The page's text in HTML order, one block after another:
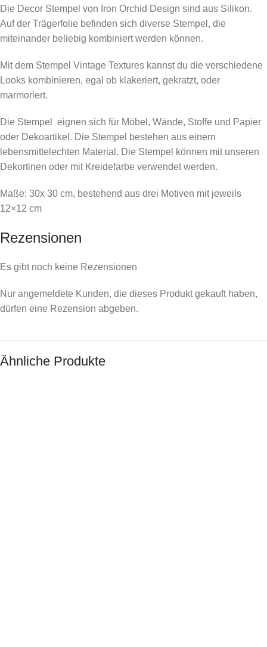
Die Decor Stempel von Iron Orchid Design sind aus Silikon.
Auf der Trägerfolie befinden sich diverse Stempel, die
miteinander beliebig kombiniert werden können.
Mit dem Stempel Vintage Textures kannst du die verschiedene
Looks kombinieren, egal ob klakeriert, gekratzt, oder
marmoriert.
Die Stempel eignen sich für Möbel, Wände, Stoffe und Papier
oder Dekoartikel. Die Stempel bestehen aus einem
lebensmittelechten Material. Die Stempel können mit unseren
Dekortinen oder mit Kreidefarbe verwendet werden.
Maße: 30x 30 cm, bestehend aus drei Motiven mit jeweils
12×12 cm
Rezensionen
Es gibt noch keine Rezensionen
Nur angemeldete Kunden, die dieses Produkt gekauft haben,
dürfen eine Rezension abgeben.
Ähnliche Produkte